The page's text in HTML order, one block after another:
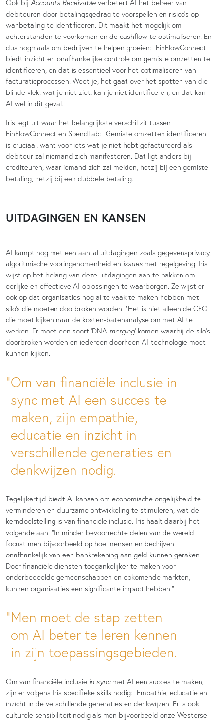
Ook bij Accounts Receivable verbetert AI het beheer van
debiteuren door betalingsgedrag te voorspellen en risico’s op
wanbetaling te identificeren. Dit maakt het mogelijk om
achterstanden te voorkomen en de cashflow te optimaliseren. En
dus nogmaals om bedrijven te helpen groeien: “FinFlowConnect
biedt inzicht en onafhankelijke controle om gemiste omzetten te
identificeren, en dat is essentieel voor het optimaliseren van
facturatieprocessen. Weet je, het gaat over het spotten van die
blinde vlek: wat je niet ziet, kan je niet identificeren, en dat kan
AI wel in dit geval.”
Iris legt uit waar het belangrijkste verschil zit tussen
FinFlowConnect en SpendLab: “Gemiste omzetten identificeren
is cruciaal, want voor iets wat je niet hebt gefactureerd als
debiteur zal niemand zich manifesteren. Dat ligt anders bij
crediteuren, waar iemand zich zal melden, hetzij bij een gemiste
betaling, hetzij bij een dubbele betaling.”
UITDAGINGEN EN KANSEN
AI kampt nog met een aantal uitdagingen zoals gegevensprivacy,
algoritmische vooringenomenheid en issues met regelgeving. Iris
wijst op het belang van deze uitdagingen aan te pakken om
eerlijke en effectieve AI-oplossingen te waarborgen. Ze wijst er
ook op dat organisaties nog al te vaak te maken hebben met
silo’s die moeten doorbroken worden: “Het is niet alleen de CFO
die moet kijken naar de kosten-batenanalyse om met AI te
werken. Er moet een soort ‘DNA-merging’ komen waarbij de silo’s
doorbroken worden en iedereen doorheen AI-technologie moet
kunnen kijken.”
Om van financiële inclusie in
sync met AI een succes te
maken, zijn empathie,
educatie en inzicht in
verschillende generaties en
denkwijzen nodig.
Tegelijkertijd biedt AI kansen om economische ongelijkheid te
verminderen en duurzame ontwikkeling te stimuleren, wat de
kerndoelstelling is van financiële inclusie. Iris haalt daarbij het
volgende aan: “In minder bevoorrechte delen van de wereld
focust men bijvoorbeeld op hoe mensen en bedrijven
onafhankelijk van een bankrekening aan geld kunnen geraken.
Door financiële diensten toegankelijker te maken voor
onderbedeelde gemeenschappen en opkomende markten,
kunnen organisaties een significante impact hebben.”
Men moet de stap zetten
om AI beter te leren kennen
in zijn toepassingsgebieden.
Om van financiële inclusie in syncmet AI een succes te maken,
zijn er volgens Iris specifieke skills nodig: “Empathie, educatie en
inzicht in de verschillende generaties en denkwijzen. Er is ook
culturele sensibiliteit nodig als men bijvoorbeeld onze Westerse